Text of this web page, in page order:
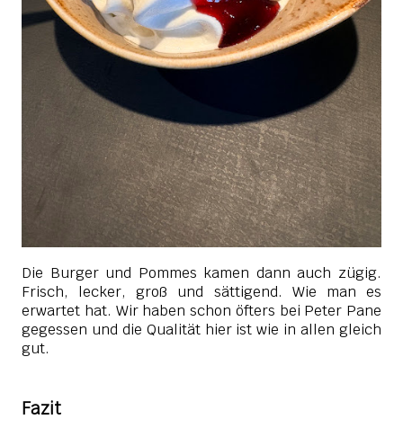
Die Burger und Pommes kamen dann auch zügig.
Frisch, lecker, groß und sättigend. Wie man es
erwartet hat. Wir haben schon öfters bei Peter Pane
gegessen und die Qualität hier ist wie in allen gleich
gut.
Fazit